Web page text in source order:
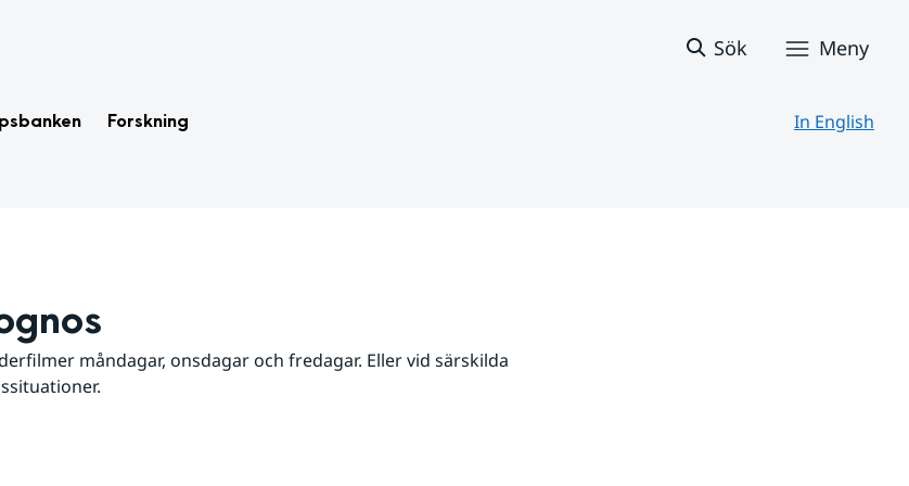
Sök Meny
Forskning In English
måndagar, onsdagar och fredagar. Eller vid särskilda